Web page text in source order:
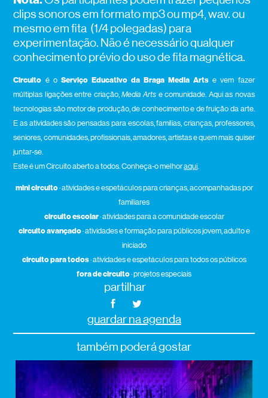
clips sonoros em formato mp3 ou mp4, wav. ou
mesmo em fita (1/4 polegadas) para
experimentação. Não é necessário qualquer
conhecimento prévio do uso de fita magnética.
Circuito é o Serviço Educativo da Braga Media Arts e vem fazer
múltiplas ligações entre criação,Media Arts e comunidade. Aqui as novas
tecnologias são motor de produção, de conhecimento e de fruição da arte.
E as atividades são pensadas para escolas, famílias, crianças, professores,
seniores, comunidades, profissionais, amadores, artistas e quem mais quiser
juntar-se.
Este é um Circuito aberto a todos. Conheça-o melhoraqui
mini circuito· atividades e espetáculos para crianças, acompanhadas por
familiares
circuito escolar· atividades para a comunidade escolar
circuito avançado· atividades e formação para públicos jovem, adulto e
iniciado
circuito para todos· atividades e espetáculos para todos os públicos
fora de circuito· projetos especiais
partilhar
guardar na agenda
também poderá gostar